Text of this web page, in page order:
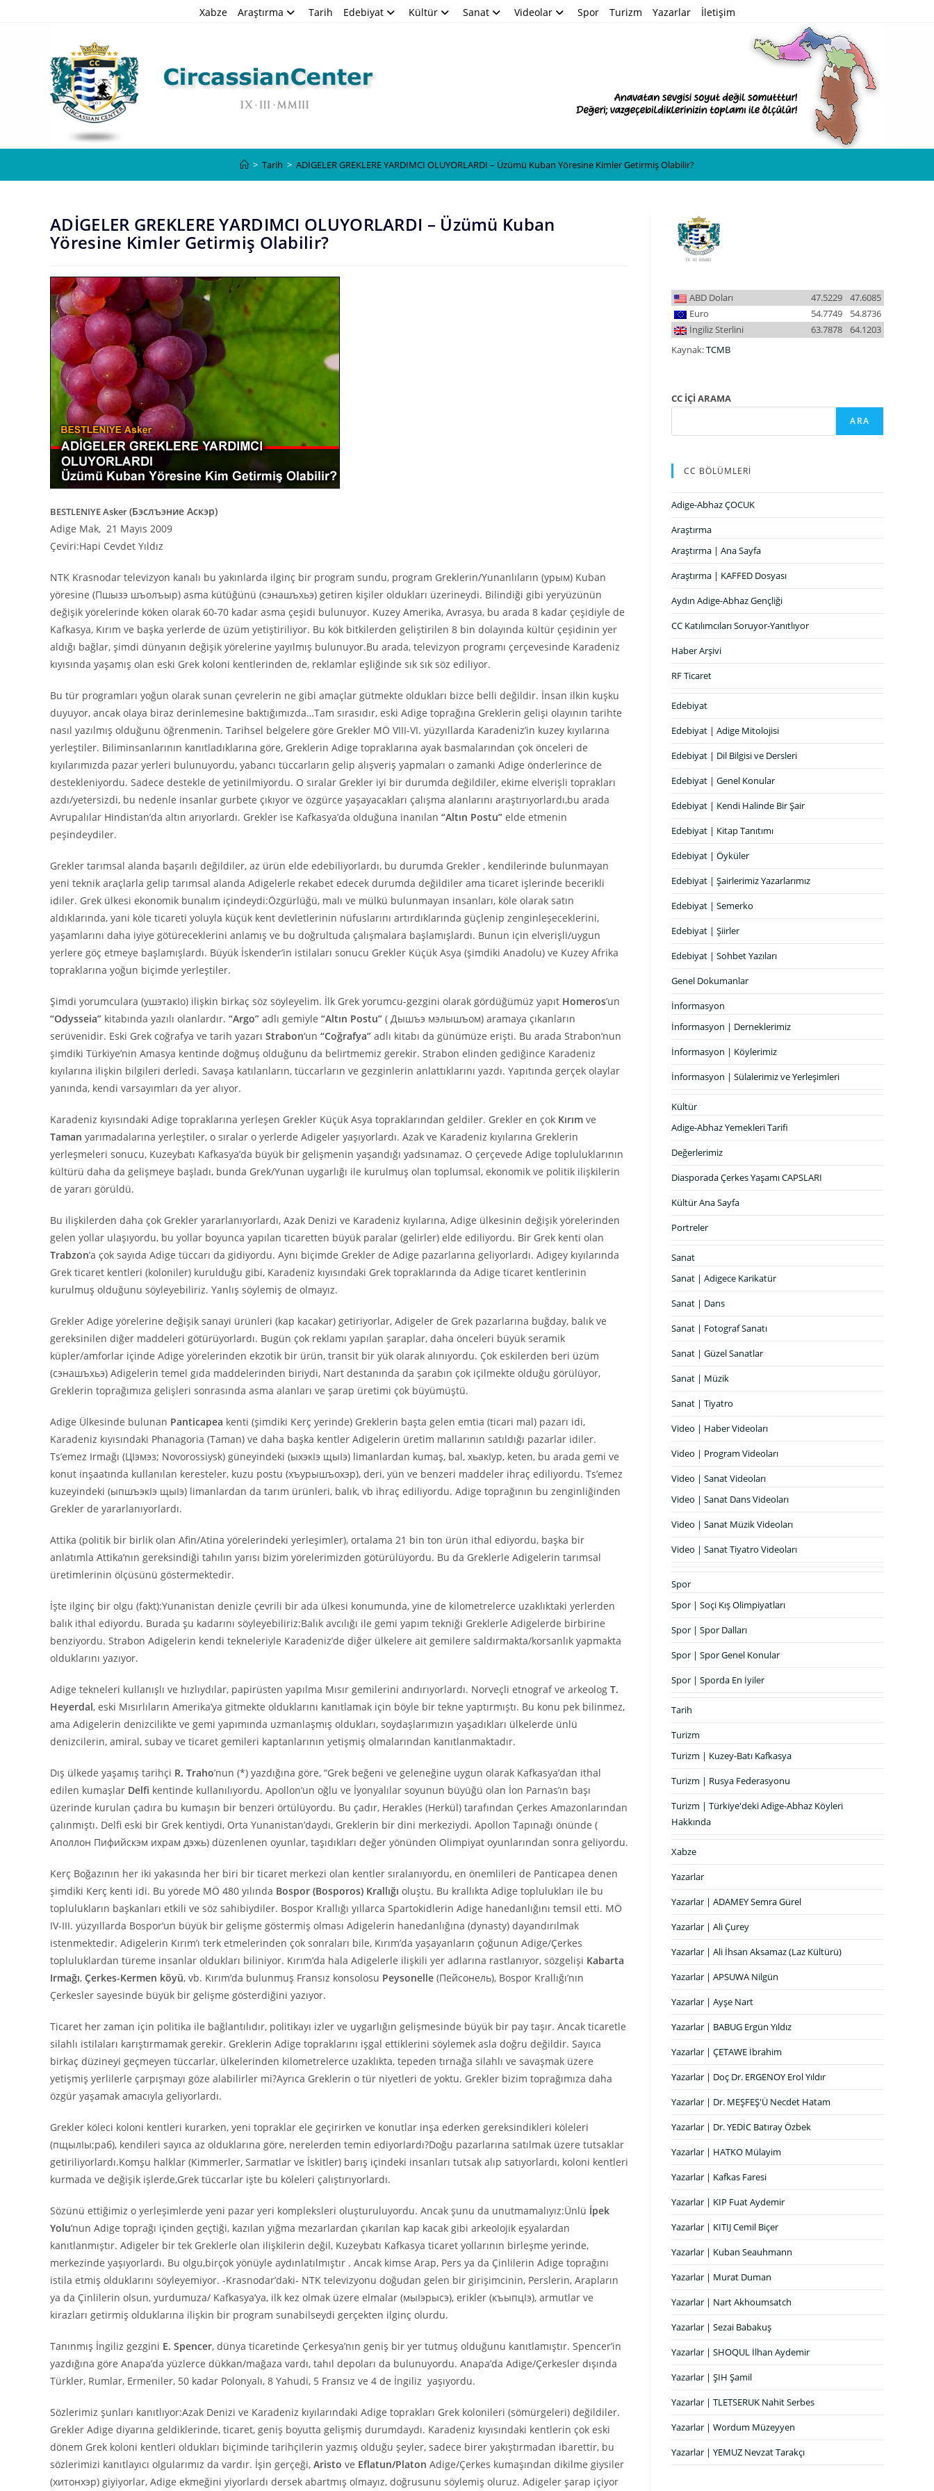
Xabze Araştırma Tarih Edebiyat Kültür Sanat Videolar Spor Turizm Yazarlar İletişim
> Tarih > ADİGELER GREKLERE YARDIMCI OLUYORLARDI – Üzümü Kuban Yöresine Kimler Getirmiş Olabilir?
ADİGELER GREKLERE YARDIMCI OLUYORLARDI – Üzümü Kuban
Yöresine Kimler Getirmiş Olabilir?
BESTLENIYE Asker(Бэслъэние Аскэр)
Adige Mak, 21 Mayıs 2009
Çeviri:Hapi Cevdet Yıldız
NTK Krasnodar televizyon kanalı bu yakınlarda ilginç bir program sundu, program Greklerin/Yunanlıların (урым) Kuban
yöresine (Пшызэ шъолъыр) asma kütüğünü (cэнашъхьэ) getiren kişiler oldukları üzerineydi. Bilindiği gibi yeryüzünün
değişik yörelerinde köken olarak 60-70 kadar asma çeşidi bulunuyor. Kuzey Amerika, Avrasya, bu arada 8 kadar çeşidiyle de
Kafkasya, Kırım ve başka yerlerde de üzüm yetiştiriliyor. Bu kök bitkilerden geliştirilen 8 bin dolayında kültür çeşidinin yer
aldığı bağlar, şimdi dünyanın değişik yörelerine yayılmış bulunuyor.Bu arada, televizyon programı çerçevesinde Karadeniz
kıyısında yaşamış olan eski Grek koloni kentlerinden de, reklamlar eşliğinde sık sık söz ediliyor.
Bu tür programları yoğun olarak sunan çevrelerin ne gibi amaçlar gütmekte oldukları bizce belli değildir. İnsan ilkin kuşku
duyuyor, ancak olaya biraz derinlemesine baktığımızda…Tam sırasıdır, eski Adige toprağına Greklerin gelişi olayının tarihte
nasıl yazılmış olduğunu öğrenmenin. Tarihsel belgelere göre Grekler MÖ VIII-VI. yüzyıllarda Karadeniz’in kuzey kıyılarına
yerleştiler. Biliminsanlarının kanıtladıklarına göre, Greklerin Adige topraklarına ayak basmalarından çok önceleri de
kıyılarımızda pazar yerleri bulunuyordu, yabancı tüccarların gelip alışveriş yapmaları o zamanki Adige önderlerince de
destekleniyordu. Sadece destekle de yetinilmiyordu. O sıralar Grekler iyi bir durumda değildiler, ekime elverişli toprakları
azdı/yetersizdi, bu nedenle insanlar gurbete çıkıyor ve özgürce yaşayacakları çalışma alanlarını araştırıyorlardı,bu arada
Avrupalılar Hindistan’da altın arıyorlardı. Grekler ise Kafkasya’da olduğuna inanılan “Altın Postu” elde etmenin
peşindeydiler.
Grekler tarımsal alanda başarılı değildiler, az ürün elde edebiliyorlardı, bu durumda Grekler , kendilerinde bulunmayan
yeni teknik araçlarla gelip tarımsal alanda Adigelerle rekabet edecek durumda değildiler ama ticaret işlerinde becerikli
idiler. Grek ülkesi ekonomik bunalım içindeydi:Özgürlüğü, malı ve mülkü bulunmayan insanları, köle olarak satın
aldıklarında, yani köle ticareti yoluyla küçük kent devletlerinin nüfuslarını artırdıklarında güçlenip zenginleşeceklerini,
yaşamlarını daha iyiye götüreceklerini anlamış ve bu doğrultuda çalışmalara başlamışlardı. Bunun için elverişli/uygun
yerlere göç etmeye başlamışlardı. Büyük İskender’in istilaları sonucu Grekler Küçük Asya (şimdiki Anadolu) ve Kuzey Afrika
topraklarına yoğun biçimde yerleştiler.
Şimdi yorumculara (ушэтакIо) ilişkin birkaç söz söyleyelim. İlk Grek yorumcu-gezgini olarak gördüğümüz yapıt Homeros’un
“Odysseia” kitabında yazılı olanlardır. “Argo” adlı gemiyle “Altın Postu” ( Дышъэ мэлышъом) aramaya çıkanların
serüvenidir. Eski Grek coğrafya ve tarih yazarı Strabon’un “Coğrafya” adlı kitabı da günümüze erişti. Bu arada Strabon’nun
şimdiki Türkiye’nin Amasya kentinde doğmuş olduğunu da belirtmemiz gerekir. Strabon elinden gediğince Karadeniz
kıyılarına ilişkin bilgileri derledi. Savaşa katılanların, tüccarların ve gezginlerin anlattıklarını yazdı. Yapıtında gerçek olaylar
yanında, kendi varsayımları da yer alıyor.
Karadeniz kıyısındaki Adige topraklarına yerleşen Grekler Küçük Asya topraklarından geldiler. Grekler en çok Kırım ve
Taman yarımadalarına yerleştiler, o sıralar o yerlerde Adigeler yaşıyorlardı. Azak ve Karadeniz kıyılarına Greklerin
yerleşmeleri sonucu, Kuzeybatı Kafkasya’da büyük bir gelişmenin yaşandığı yadsınamaz. O çerçevede Adige topluluklarının
kültürü daha da gelişmeye başladı, bunda Grek/Yunan uygarlığı ile kurulmuş olan toplumsal, ekonomik ve politik ilişkilerin
de yararı görüldü.
Bu ilişkilerden daha çok Grekler yararlanıyorlardı, Azak Denizi ve Karadeniz kıyılarına, Adige ülkesinin değişik yörelerinden
gelen yollar ulaşıyordu, bu yollar boyunca yapılan ticaretten büyük paralar (gelirler) elde ediliyordu. Bir Grek kenti olan
Trabzon’a çok sayıda Adige tüccarı da gidiyordu. Aynı biçimde Grekler de Adige pazarlarına geliyorlardı. Adigey kıyılarında
Grek ticaret kentleri (koloniler) kurulduğu gibi, Karadeniz kıyısındaki Grek topraklarında da Adige ticaret kentlerinin
kurulmuş olduğunu söyleyebiliriz. Yanlış söylemiş de olmayız.
Grekler Adige yörelerine değişik sanayi ürünleri (kap kacakar) getiriyorlar, Adigeler de Grek pazarlarına buğday, balık ve
gereksinilen diğer maddeleri götürüyorlardı. Bugün çok reklamı yapılan şaraplar, daha önceleri büyük seramik
küpler/amforlar içinde Adige yörelerinden ekzotik bir ürün, transit bir yük olarak alınıyordu. Çok eskilerden beri üzüm
(сэнашъхьэ) Adigelerin temel gıda maddelerinden biriydi, Nart destanında da şarabın çok içilmekte olduğu görülüyor,
Greklerin toprağımıza gelişleri sonrasında asma alanları ve şarap üretimi çok büyümüştü.
Adige Ülkesinde bulunan Panticapea kenti (şimdiki Kerç yerinde) Greklerin başta gelen emtia (ticari mal) pazarı idi,
Karadeniz kıyısındaki Phanagoria (Taman) ve daha başka kentler Adigelerin üretim mallarının satıldığı pazarlar idiler.
Ts’emez Irmağı (ЦIэмэз; Novorossiysk) güneyindeki (ыхэкIэ щыIэ) limanlardan kumaş, bal, хьакIур, keten, bu arada gemi ve
konut inşaatında kullanılan keresteler, kuzu postu (хъурышъохэр), deri, yün ve benzeri maddeler ihraç ediliyordu. Ts’emez
kuzeyindeki (ыпшъэкIэ щыIэ) limanlardan da tarım ürünleri, balık, vb ihraç ediliyordu. Adige toprağının bu zenginliğinden
Grekler de yararlanıyorlardı.
Attika (politik bir birlik olan Afin/Atina yörelerindeki yerleşimler), ortalama 21 bin ton ürün ithal ediyordu, başka bir
anlatımla Attika’nın gereksindiği tahılın yarısı bizim yörelerimizden götürülüyordu. Bu da Greklerle Adigelerin tarımsal
üretimlerinin ölçüsünü göstermektedir.
İşte ilginç bir olgu (fakt):Yunanistan denizle çevrili bir ada ülkesi konumunda, yine de kilometrelerce uzaklıktaki yerlerden
balık ithal ediyordu. Burada şu kadarını söyleyebiliriz:Balık avcılığı ile gemi yapım tekniği Greklerle Adigelerde birbirine
benziyordu. Strabon Adigelerin kendi tekneleriyle Karadeniz’de diğer ülkelere ait gemilere saldırmakta/korsanlık yapmakta
olduklarını yazıyor.
Adige tekneleri kullanışlı ve hızlıydılar, papirüsten yapılma Mısır gemilerini andırıyorlardı. Norveçli etnograf ve arkeolog T.
Heyerdal, eski Mısırlıların Amerika’ya gitmekte olduklarını kanıtlamak için böyle bir tekne yaptırmıştı. Bu konu pek bilinmez,
ama Adigelerin denizcilikte ve gemi yapımında uzmanlaşmış oldukları, soydaşlarımızın yaşadıkları ülkelerde ünlü
denizcilerin, amiral, subay ve ticaret gemileri kaptanlarının yetişmiş olmalarından kanıtlanmaktadır.
Dış ülkede yaşamış tarihçi R. Traho’nun (*) yazdığına göre, “Grek beğeni ve geleneğine uygun olarak Kafkasya’dan ithal
edilen kumaşlar Delfi kentinde kullanılıyordu. Apollon’un oğlu ve İyonyalılar soyunun büyüğü olan İon Parnas’ın başı
üzerinde kurulan çadıra bu kumaşın bir benzeri örtülüyordu. Bu çadır, Herakles (Herkül) tarafından Çerkes Amazonlarından
çalınmıştı. Delfi eski bir Grek kentiydi, Orta Yunanistan’daydı, Greklerin bir dini merkeziydi. Apollon Tapınağı önünde (
Аполлон Пифийскэм ­ихрам дэжь) düzenlenen oyunlar, taşıdıkları değer yönünden Olimpiyat oyunlarından sonra geliyordu.
Kerç Boğazının her iki yakasında her biri bir ticaret merkezi olan kentler sıralanıyordu, en önemlileri de Panticapea denen
şimdiki Kerç kenti idi. Bu yörede MÖ 480 yılında Bospor (Bosporos) Krallığı oluştu. Bu krallıkta Adige toplulukları ile bu
toplulukların başkanları etkili ve söz sahibiydiler. Bospor Krallığı yıllarca Spartokidlerin Adige hanedanlığını temsil etti. MÖ
IV-III. yüzyıllarda Bospor’un büyük bir gelişme göstermiş olması Adigelerin hanedanlığına (dynasty) dayandırılmak
istenmektedir. Adigelerin Kırım’ı terk etmelerinden çok sonraları bile, Kırım’da yaşayanların çoğunun Adige/Çerkes
topluluklardan türeme insanlar oldukları biliniyor. Kırım’da hala Adigelerle ilişkili yer adlarına rastlanıyor, sözgelişi Kabarta
Irmağı, Çerkes-Kermen köyü, vb. Kırım’da bulunmuş Fransız konsolosu Peysonelle (Пейсонель), Bospor Krallığı’nın
Çerkesler sayesinde büyük bir gelişme gösterdiğini yazıyor.
Ticaret her zaman için politika ile bağlantılıdır, politikayı izler ve uygarlığın gelişmesinde büyük bir pay taşır. Ancak ticaretle
silahlı istilaları karıştırmamak gerekir. Greklerin Adige topraklarını işgal ettiklerini söylemek asla doğru değildir. Sayıca
birkaç düzineyi geçmeyen tüccarlar, ülkelerinden kilometrelerce uzaklıkta, tepeden tırnağa silahlı ve savaşmak üzere
yetişmiş yerlilerle çarpışmayı göze alabilirler mi?Ayrıca Greklerin o tür niyetleri de yoktu. Grekler bizim toprağımıza daha
özgür yaşamak amacıyla geliyorlardı.
Grekler köleci koloni kentleri kurarken, yeni topraklar ele geçirirken ve konutlar inşa ederken gereksindikleri köleleri
(пщылIы;раб), kendileri sayıca az olduklarına göre, nerelerden temin ediyorlardı?Doğu pazarlarına satılmak üzere tutsaklar
getiriliyorlardı.Komşu halklar (Kimmerler, Sarmatlar ve İskitler) barış içindeki insanları tutsak alıp satıyorlardı, koloni kentleri
kurmada ve değişik işlerde,Grek tüccarlar işte bu köleleri çalıştırıyorlardı.
Sözünü ettiğimiz o yerleşimlerde yeni pazar yeri kompleksleri oluşturuluyordu. Ancak şunu da unutmamalıyız:Ünlü İpek
Yolu’nun Adige toprağı içinden geçtiği, kazılan yığma mezarlardan çıkarılan kap kacak gibi arkeolojik eşyalardan
kanıtlanmıştır. Adigeler bir tek Greklerle olan ilişkilerin değil, Kuzeybatı Kafkasya ticaret yollarının birleşme yerinde,
merkezinde yaşıyorlardı. Bu olgu,birçok yönüyle aydınlatılmıştır . Ancak kimse Arap, Pers ya da Çinlilerin Adige toprağını
istila etmiş olduklarını söyleyemiyor. -Krasnodar’daki- NTK televizyonu doğudan gelen bir girişimcinin, Perslerin, Arapların
ya da Çinlilerin olsun, yurdumuza/ Kafkasya’ya, ilk kez olmak üzere elmalar (мыIэрысэ), erikler (къыпцIэ), armutlar ve
kirazları getirmiş olduklarına ilişkin bir program sunabilseydi gerçekten ilginç olurdu.
Tanınmış İngiliz gezgini E. Spencer, dünya ticaretinde Çerkesya’nın geniş bir yer tutmuş olduğunu kanıtlamıştır. Spencer’in
yazdığına göre Anapa’da yüzlerce dükkan/mağaza vardı, tahıl depoları da bulunuyordu. Anapa’da Adige/Çerkesler dışında
Türkler, Rumlar, Ermeniler, 50 kadar Polonyalı, 8 Yahudi, 5 Fransız ve 4 de İngiliz yaşıyordu.
Sözlerimiz şunları kanıtlıyor:Azak Denizi ve Karadeniz kıyılarındaki Adige toprakları Grek kolonileri (sömürgeleri) değildiler.
Grekler Adige diyarına geldiklerinde, ticaret, geniş boyutta gelişmiş durumdaydı. Karadeniz kıyısındaki kentlerin çok eski
dönem Grek koloni kentleri oldukları biçiminde tarihçilerin yazmış olduğu şeyler, sadece birer yakıştırmadan ibarettir, bu
sözlerimizi kanıtlayıcı olgularımız da vardır. İşin gerçeği, Aristo ve Eflatun/Platon Adige/Çerkes kumaşından dikilme giysiler
(хитонхэp) giyiyorlar, Adige ekmeğini yiyorlardı dersek abartmış olmayız, doğrusunu söylemiş oluruz. Adigeler şarap içiyor
ABD Doları 47.6085
47.5229
Euro
54.8736
54.7749
İngiliz Sterlini
64.1203
63.7878
Kaynak:TCMB
CC İÇİ ARAMA
ARA
CC BÖLÜMLERİ
Adige-Abhaz ÇOCUK
Araştırma
Araştırma | Ana Sayfa
Araştırma | KAFFED Dosyası
Aydın Adige-Abhaz Gençliği
CC Katılımcıları Soruyor-Yanıtlıyor
Haber Arşivi
RF Ticaret
Edebiyat
Edebiyat | Adige Mitolojisi
Edebiyat | Dil Bilgisi ve Dersleri
Edebiyat | Genel Konular
Edebiyat | Kendi Halinde Bir Şair
Edebiyat | Kitap Tanıtımı
Edebiyat | Öyküler
Edebiyat | Şairlerimiz Yazarlarımız
Edebiyat | Semerko
Edebiyat | Şiirler
Edebiyat | Sohbet Yazıları
Genel Dokumanlar
İnformasyon
İnformasyon | Derneklerimiz
İnformasyon | Köylerimiz
İnformasyon | Sülalerimiz ve Yerleşimleri
Kültür
Adige-Abhaz Yemekleri Tarifi
Değerlerimiz
Diasporada Çerkes Yaşamı CAPSLARI
Kültür Ana Sayfa
Portreler
Sanat
Sanat | Adigece Karikatür
Sanat | Dans
Sanat | Fotograf Sanatı
Sanat | Güzel Sanatlar
Sanat | Müzik
Sanat | Tiyatro
Video | Haber Videoları
Video | Program Videoları
Video | Sanat Videoları
Video | Sanat Dans Videoları
Video | Sanat Müzik Videoları
Video | Sanat Tiyatro Videoları
Spor
Spor | Soçi Kış Olimpiyatları
Spor | Spor Dalları
Spor | Spor Genel Konular
Spor | Sporda En İyiler
Tarih
Turizm
Turizm | Kuzey-Batı Kafkasya
Turizm | Rusya Federasyonu
Turizm | Türkiye'deki Adige-Abhaz Köyleri
Hakkında
Xabze
Yazarlar
Yazarlar | ADAMEY Semra Gürel
Yazarlar | Ali Çurey
Yazarlar | Ali İhsan Aksamaz (Laz Kültürü)
Yazarlar | APSUWA Nilgün
Yazarlar | Ayşe Nart
Yazarlar | BABUG Ergün Yıldız
Yazarlar | ÇETAWE İbrahim
Yazarlar | Doç Dr. ERGENOY Erol Yıldır
Yazarlar | Dr. MEŞFEŞ'Ü Necdet Hatam
Yazarlar | Dr. YEDİC Batıray Özbek
Yazarlar | HATKO Mülayim
Yazarlar | Kafkas Faresi
Yazarlar | KIP Fuat Aydemir
Yazarlar | KITIJ Cemil Biçer
Yazarlar | Kuban Seauhmann
Yazarlar | Murat Duman
Yazarlar | Nart Akhoumsatch
Yazarlar | Sezai Babakuş
Yazarlar | SHOQUL İlhan Aydemir
Yazarlar | ŞIH Şamil
Yazarlar | TLETSERUK Nahit Serbes
Yazarlar | Wordum Müzeyyen
Yazarlar | YEMUZ Nevzat Tarakçı